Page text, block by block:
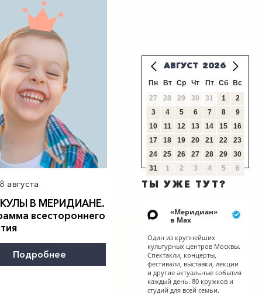
августа
В МЕРИДИАНЕ.
всестороннего
Подробнее
АВГУСТ 2026
Пн Вт Ср Чт Пт Сб
Вс
27
28 29 30 31 1
2
3
4 5 6 7 8
9
10
11 12 13 14 15
16
17
18 19 20 21 22
23
24
25 26 27 28 29
30
31
1 2 3 4 5 6
ТЫ УЖЕ ТУТ?
«Меридиан»
в Мах
Один из крупнейших
культурных центров Москвы.
Спектакли, концерты,
фестивали, выставки, лекции
и другие актуальные события
каждый день. 80 кружков и
студий для всей семьи.